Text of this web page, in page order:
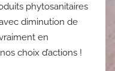
phytosanitaires
diminution de
en
choix d’actions !